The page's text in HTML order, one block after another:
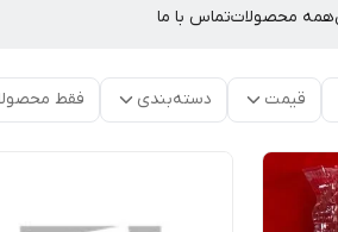
همه محصولاتتماس با ما
قیمت دسته‌بندی فقط